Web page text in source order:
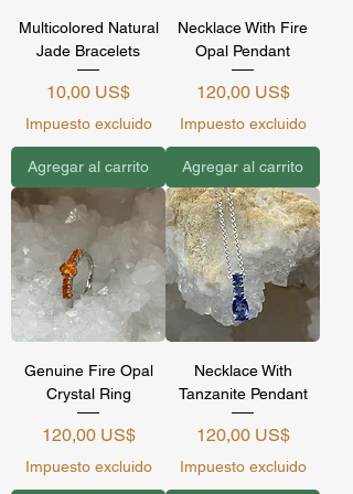
Multicolored Natural
Jade Bracelets
Precio
10,00 US$
Impuesto excluido
Agregar al carrito
Necklace With Fire
Opal Pendant
Precio
120,00 US$
Impuesto excluido
Agregar al carrito
Genuine Fire Opal
Crystal Ring
Precio
120,00 US$
Impuesto excluido
Necklace With
Tanzanite Pendant
Precio
120,00 US$
Impuesto excluido